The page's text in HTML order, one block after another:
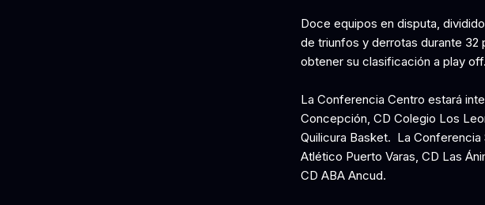
Doce equipos en disputa,
de triunfos y derrotas durante 32
obtener su clasificación a play off.
La Conferencia Centro estará
Concepción, CD Colegio Los
Quilicura Basket. La
Atlético Puerto Varas, CD Las
CD ABA Ancud.